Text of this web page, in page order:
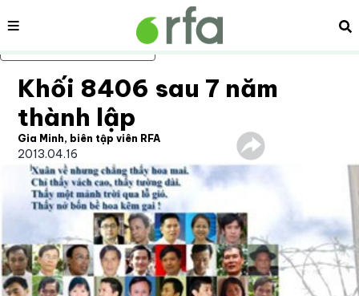
Bỏ qua nội dung chính
Nội dung
Khối 8406 sau 7 năm
thành lập
Gia Minh, biên tập viên RFA
2013.04.16